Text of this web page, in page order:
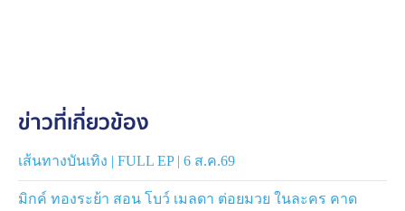
กฤษฎา ชื่อนี้การันตีความร้ายกาจได้เลย กับการแสดงที่
ในจอและนอกจากแบบนี้ เจอกันก็มีแต่เสียงฮา โดยเฉพาะชื่อ
ตัวละครของเติ้ล ที่มีชื่อว่า "หมัด"
ข่าวที่เกี่ยวข้อง
เส้นทางบันเทิง | FULL EP | 6 ส.ค.69
มิกค์ ทองระย้า สอน โบว์ เมลดา ต่อยมวย ในละคร คาด